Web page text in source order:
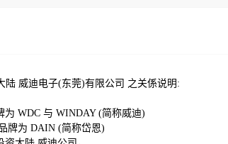
陆 威迪电子(东莞)有限公司 之关係说明:
为 WDC 与 WINDAY (简称威迪)
牌为 DAIN (简称岱恩)